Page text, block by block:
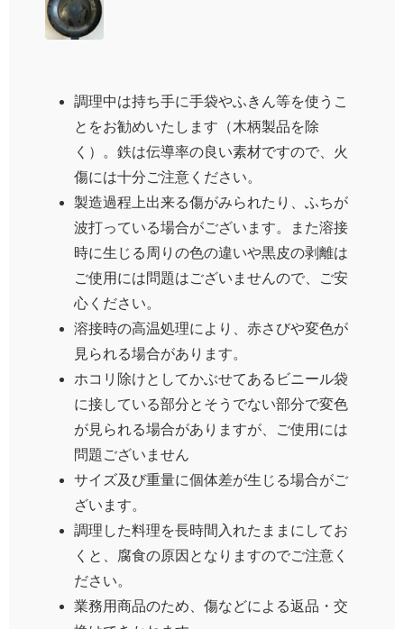
調理中は持ち手に手袋やふきん等を使うこ
とをお勧めいたします（木柄製品を除
く）。鉄は伝導率の良い素材ですので、火
傷には十分ご注意ください。
製造過程上出来る傷がみられたり、ふちが
波打っている場合がございます。また溶接
時に生じる周りの色の違いや黒皮の剥離は
ご使用には問題はございませんので、ご安
心ください。
溶接時の高温処理により、赤さびや変色が
見られる場合があります。
ホコリ除けとしてかぶせてあるビニール袋
に接している部分とそうでない部分で変色
が見られる場合がありますが、ご使用には
問題ございません
サイズ及び重量に個体差が生じる場合がご
ざいます。
調理した料理を長時間入れたままにしてお
くと、腐食の原因となりますのでご注意く
ださい。
業務用商品のため、傷などによる返品・交